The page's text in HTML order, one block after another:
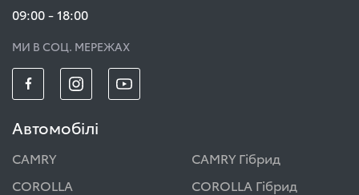
09:00 - 18:00
МИ В СОЦ. МЕРЕЖАХ
Автомобілі
CAMRY
CAMRY Гібрид
COROLLA
COROLLA Гібрид